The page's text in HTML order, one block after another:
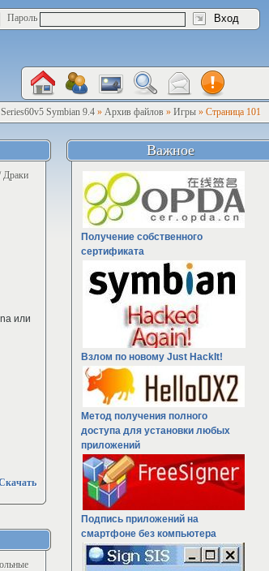
Пароль
Symbian 9.4 » Архив файлов » Игры » Страница 101
Драки
или
Важное
Получение собственного
сертификата
Взлом по новому Just HackIt!
Метод получения полного
доступа для установки любых
приложений
Подпись приложений на
смартфоне без компьютера